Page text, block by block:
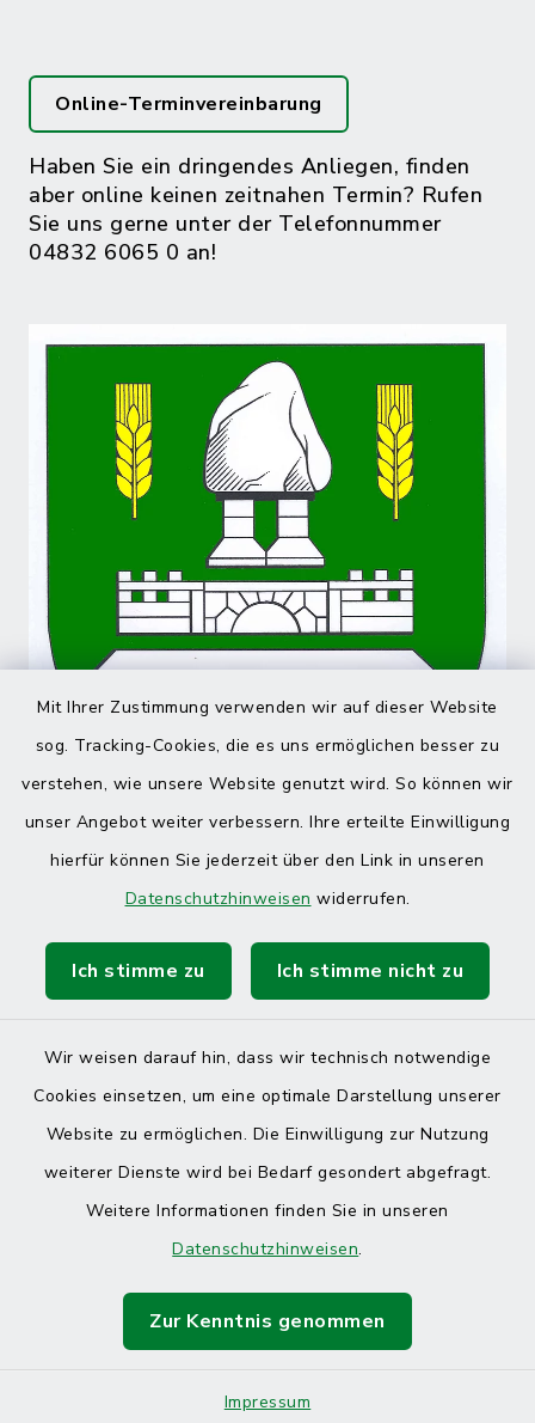
Mit Ihrer Zustimmung verwenden wir auf dieser Website
sog. Tracking-Cookies, die es uns ermöglichen besser zu
verstehen, wie unsere Website genutzt wird. So können wir
unser Angebot weiter verbessern. Ihre erteilte Einwilligung
hierfür können Sie jederzeit über den Link in unseren
Datenschutzhinweisen widerrufen.
Ich stimme zu Ich stimme nicht zu
Wir weisen darauf hin, dass wir technisch notwendige
Cookies einsetzen, um eine optimale Darstellung unserer
Website zu ermöglichen. Die Einwilligung zur Nutzung
weiterer Dienste wird bei Bedarf gesondert abgefragt.
Weitere Informationen finden Sie in unseren
Datenschutzhinweisen.
Zur Kenntnis genommen
Impressum
Online-Terminvereinbarung
Haben Sie ein dringendes Anliegen, finden
aber online keinen zeitnahen Termin? Rufen
Sie uns gerne unter der Telefonnummer
04832 6065 0 an!
Kontakt
Datenschutz
Impressum
Sitemap
Cookie-Einstellungen